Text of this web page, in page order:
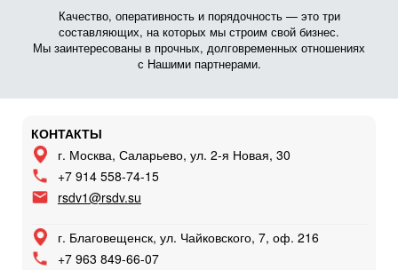
Качество, оперативность и порядочность — это три
составляющих, на которых мы строим свой бизнес.
Мы заинтересованы в прочных, долговременных отношениях
с Нашими партнерами.
КОНТАКТЫ
г. Москва, Саларьево, ул. 2-я Новая, 30
+7 914 558-74-15
rsdv1@rsdv.su
г. Благовещенск, ул. Чайковского, 7, оф. 216
+7 963 849-66-07